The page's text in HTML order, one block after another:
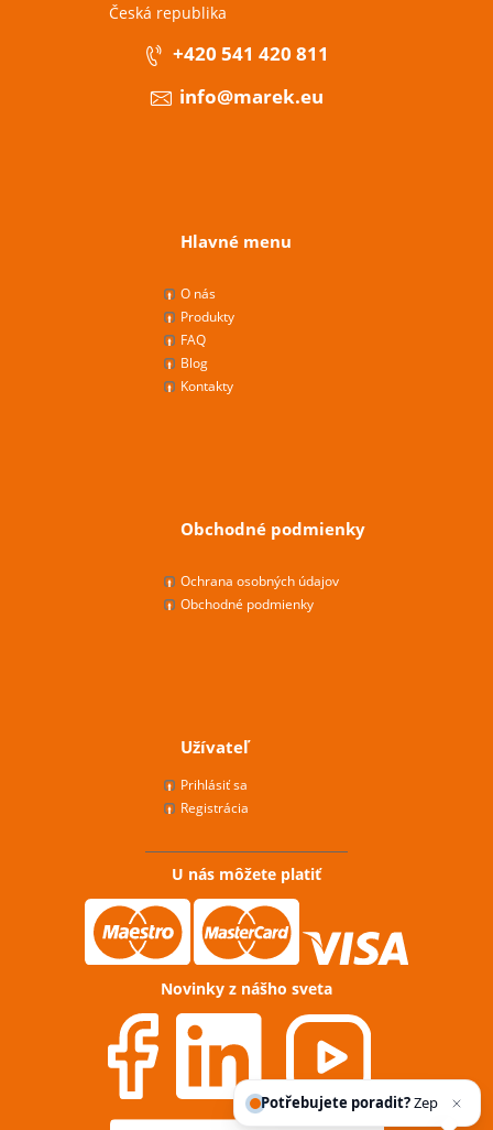
Česká republika
+420 541 420 811
info@marek.eu
Hlavné menu
O nás
Produkty
FAQ
Blog
Kontakty
Obchodné podmienky
Ochrana osobných údajov
Obchodné podmienky
Užívateľ
Prihlásiť sa
Registrácia
U nás môžete platiť
Novinky z nášho sveta
Potřebujete poradit?Zeptejte se